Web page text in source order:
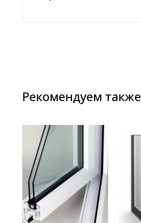
Рекомендуем также